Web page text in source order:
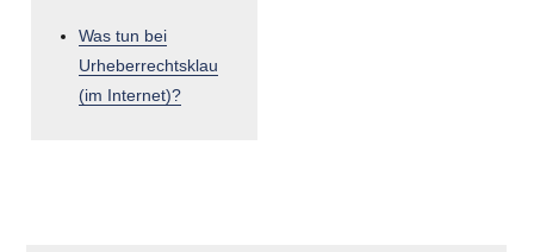
Was tun bei
Urheberrechtsklau
(im Internet)?